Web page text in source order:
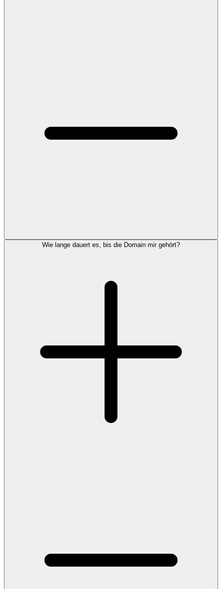
Wie lange dauert es, bis die Domain mir gehört?